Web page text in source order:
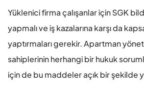
Yüklenici firma çalışanlar için SGK
yapmalı ve iş kazalarına karşı da
yaptırmaları gerekir. Apartman
sahiplerinin herhangi bir hukuk
için de bu maddeler açık bir şekilde